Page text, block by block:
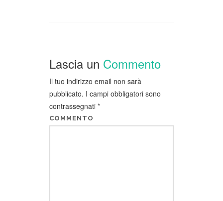
Lascia un Commento
Il tuo indirizzo email non sarà
pubblicato. I campi obbligatori sono
contrassegnati *
COMMENTO